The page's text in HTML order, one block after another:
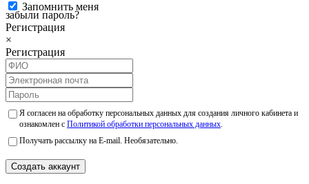
Запомнить меня
забыли пароль?
Регистрация
×
Регистрация
Я согласен на обработку персональных данных для создания личного кабинета и
ознакомлен с Политикой обработки персональных данных.
Получать рассылку на E-mail. Необязательно.
Создать аккаунт